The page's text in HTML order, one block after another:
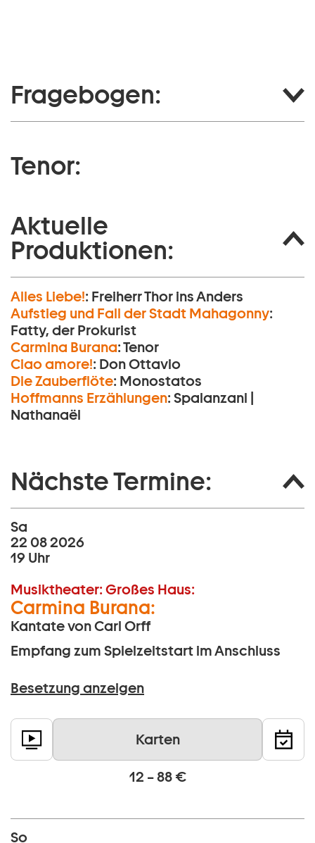
Fragebogen:
Tenor:
Aktuelle
Produktionen:
Alles Liebe!: Freiherr Thor ins Anders
Aufstieg und Fall der Stadt Mahagonny:
Fatty, der Prokurist
Carmina Burana:Tenor
Ciao amore!: Don Ottavio
Die Zauberflöte: Monostatos
Hoffmanns Erzählungen: Spalanzani |
Nathanaël
Nächste Termine:
Sa
22 08 2026
19 Uhr
Musiktheater: Großes Haus:
Carmina Burana:
Kantate von Carl Orff
Empfang zum Spielzeitstart im Anschluss
Besetzung anzeigen
Karten
12 – 88 €
So